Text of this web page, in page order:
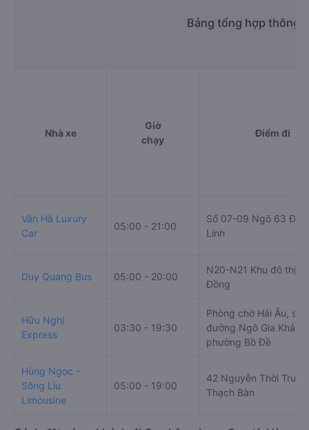
Bảng tổng hợp thông
Nhà xe
Giờ
chạy
Điểm đi
Vân Hà Luxury
Car
05:00 - 21:00
Số 07-09 Ngõ 63
Linh
Duy Quang Bus 05:00 - 20:00
N20-N21 Khu đô thị
Đồng
Hữu Nghị
Express
03:30 - 19:30
Phòng chờ Hải Âu, số
đường Ngô Gia Khảm,
phường Bồ Đề
Hùng Ngọc -
Sông Lìu
Limousine
05:00 - 19:00
42 Nguyễn Thời
Thạch Bàn